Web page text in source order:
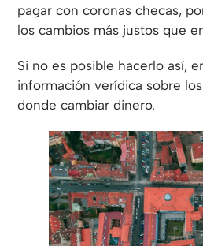
pagar con coronas checas,
los cambios más justos que
Si no es posible hacerlo así,
información verídica sobre
donde cambiar dinero.